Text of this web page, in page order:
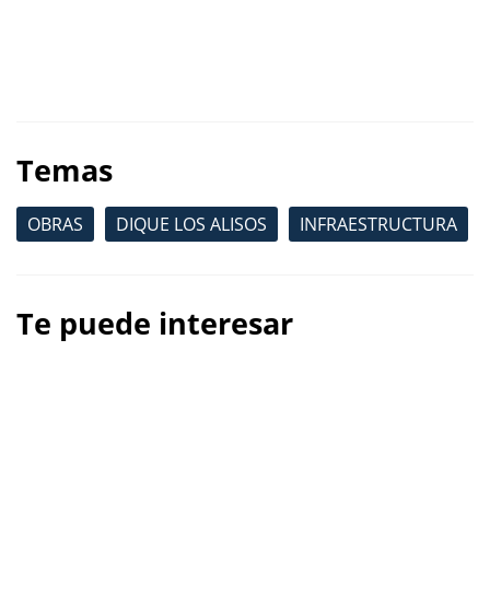
Temas
OBRAS DIQUE LOS ALISOS INFRAESTRUCTURA
Te puede interesar